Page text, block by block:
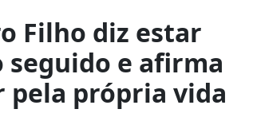
Filho diz estar
seguido e afirma
pela própria vida